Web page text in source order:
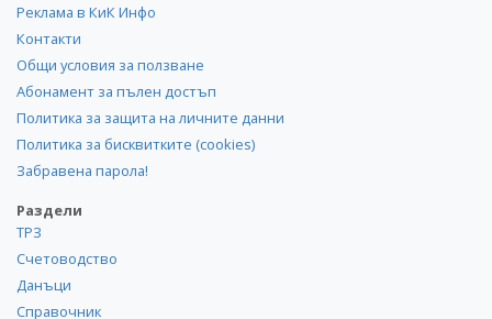
Реклама в КиК Инфо
Контакти
Общи условия за ползване
Абонамент за пълен достъп
Политика за защита на личните данни
Политика за бисквитките (cookies)
Забравена парола!
Раздели
ТРЗ
Счетоводство
Данъци
Справочник